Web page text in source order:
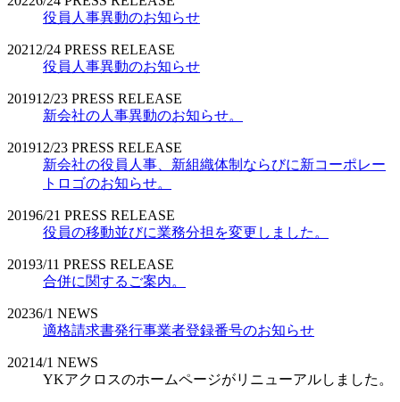
役員人事異動のお知らせ
2021 2/24 PRESS RELEASE
役員人事異動のお知らせ
201912/23 PRESS RELEASE
新会社の人事異動のお知らせ。
201912/23 PRESS RELEASE
新会社の役員人事、新組織体制ならびに新コーポレー
トロゴのお知らせ。
20196/21 PRESS RELEASE
役員の移動並びに業務分担を変更しました。
20193/11 PRESS RELEASE
合併に関するご案内。
20236/1 NEWS
適格請求書発行事業者登録番号のお知らせ
20214/1 NEWS
YKアクロスのホームページがリニューアルしました。